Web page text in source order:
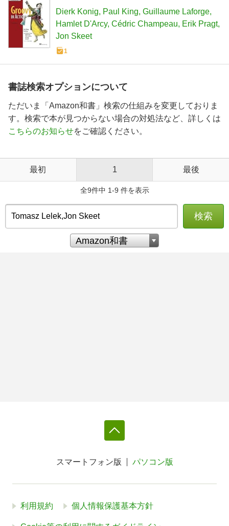
Dierk Konig Paul King Guillaume Laforge
Hamlet D'Arcy Cédric Champeau
Erik Pragt
Jon Skeet
1
書誌検索オプションについて
ただいま「Amazon和書」検索の仕組みを変更しておりま
す。検索で本が見つからない場合の対処法など、詳しくは
こちらのお知らせをご確認ください。
最初 1 最後
全9件中 1-9 件を表示
検索
スマートフォン版 パソコン版
利用規約 個人情報保護基本方針